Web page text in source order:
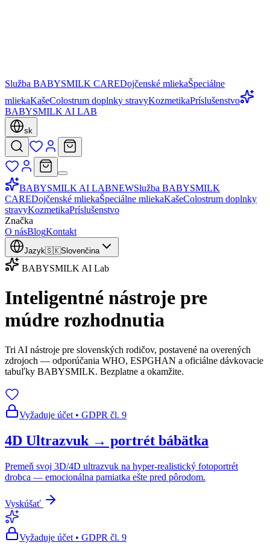
Služba BABYSMILK CAREDojčenské mliekaŠpeciálne
mliekaKašeColostrum doplnky stravyKozmetikaPríslušenstvo
BABYSMILK AI LAB
sk
BABYSMILK AI LABNEWSlužba BABYSMILK
CAREDojčenské mliekaŠpeciálne mliekaKašeColostrum doplnky
stravyKozmetikaPríslušenstvo
Značka
O násBlogKontakt
Jazyk🇸🇰Slovenčina
BABYSMILK AI Lab
Inteligentné nástroje pre
múdre rozhodnutia
Tri AI nástroje pre slovenských rodičov, postavené na overených
zdrojoch — odporúčania WHO, ESPGHAN a oficiálne dávkovacie
tabuľky BABYSMILK. Bezplatne a okamžite.
Vyžaduje účet • GDPR čl. 9
4D Ultrazvuk → portrét bábätka
Premeň svoj 3D/4D ultrazvuk na hyper-realistický fotoportrét
drobca — emocionálna pamiatka ešte pred pôrodom.
Vyskúšať
Vyžaduje účet • GDPR čl. 9